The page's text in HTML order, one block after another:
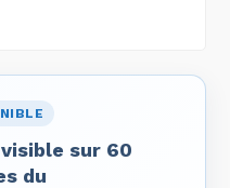
sur 60
du